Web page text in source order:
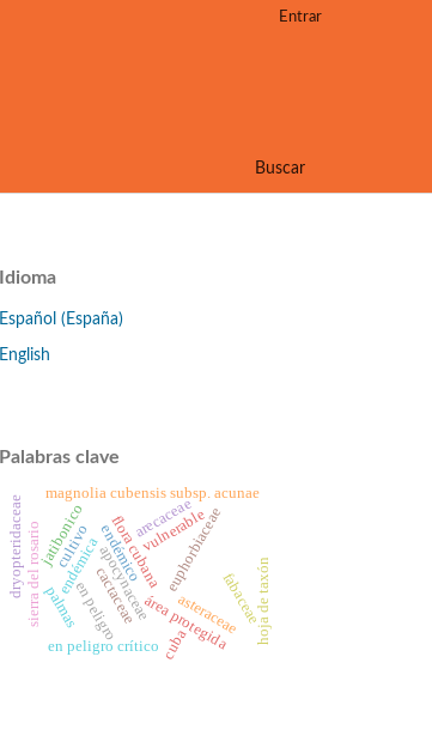
Buscar
Entrar
Idioma
Español (España)
English
Palabras clave
asteraceae
endémico
flora cubana
en peligro
euphorbiaceae
endémica
en peligro crítico
apocynaceae
vulnerable
arecaceae
cultivo
fabaceae
jatibonico
área protegida
sierra del rosario
dryopteridaceae
hoja de taxón
cactaceae
palmas
cuba
magnolia cubensis subsp. acunae